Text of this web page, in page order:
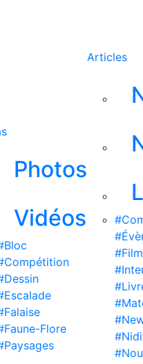
Photos
Vidéos
Flore
Articles
#Film